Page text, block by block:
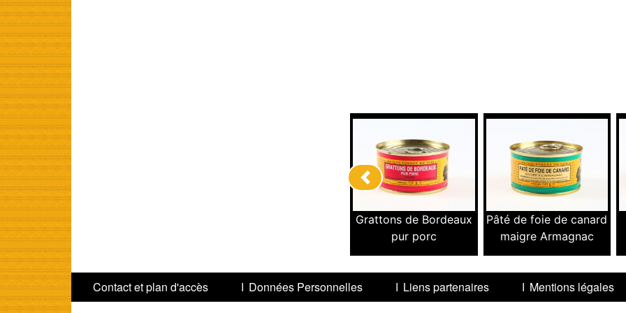
Grattons de Bordeaux
pur porc
Pâté de foie de canard
maigre Armagnac
Previous
Menu
Pied
Contact et plan d'accès Données Personnelles Liens partenaires Mentions légales